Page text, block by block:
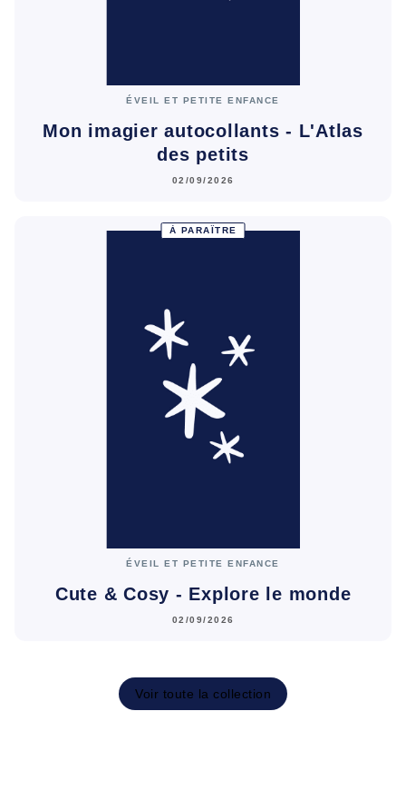
ÉVEIL ET PETITE ENFANCE
Mon imagier autocollants - L'Atlas
des petits
02/09/2026
À PARAÎTRE
ÉVEIL ET PETITE ENFANCE
Cute & Cosy - Explore le monde
02/09/2026
Voir toute la collection